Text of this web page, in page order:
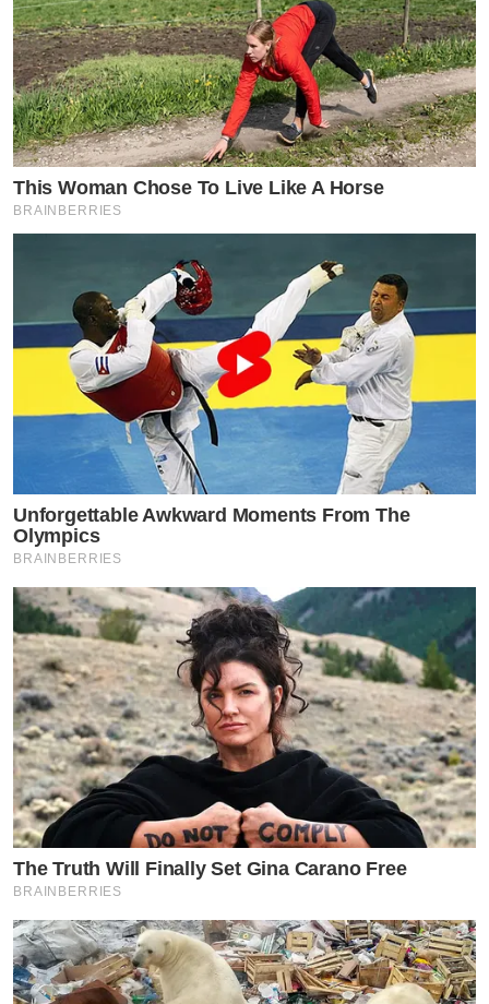
แต่พุงใหญ่ไม่รู้เพราะลูกตัวโต หรือเพราะแม่
กินเก่ง อาจเป็นไปได้ลูกแฝด ขอแม่เต้นเพลง
ใหม่ พี่ดา ออกกำลังหน่อย เพื่อความแข็ง
แรงของเจ้าตัวเล็ก
This Woman Chose To Live Like A Horse
BRAINBERRIES
Unforgettable Awkward Moments From The
Olympics
BRAINBERRIES
The Truth Will Finally Set Gina Carano Free
BRAINBERRIES